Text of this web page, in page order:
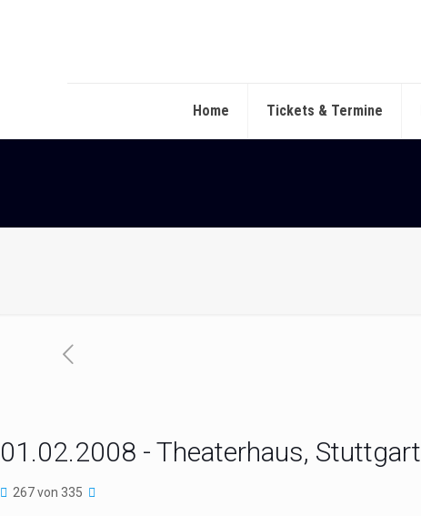
Home Tickets & Termine
01.02.2008 - Theaterhaus, Stuttgart
267 von 335